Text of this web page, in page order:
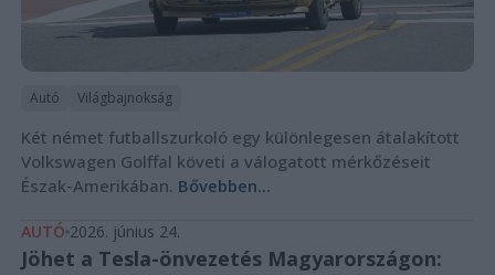
Autó Világbajnokság
Két német futballszurkoló egy különlegesen átalakított
Volkswagen Golffal követi a válogatott mérkőzéseit
Észak-Amerikában. Bővebben...
AUTÓ 2026. június 24.
Jöhet a Tesla-önvezetés Magyarországon: